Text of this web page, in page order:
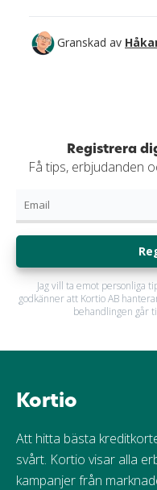
Granskad av
Registrera
Få tips, erbjudanden
Jag vill ta emot personliga
godkänner att Kortio AB
behandlingen går
Kortio
Att hitta bästa
svårt. Kortio visar alla
kampanjer från